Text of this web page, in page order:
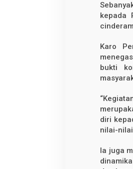
kepada
Karo
bukti
diri
nilai-
Ia juga